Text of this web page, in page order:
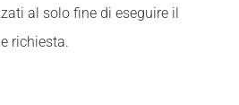
al solo fine di eseguire il
richiesta.